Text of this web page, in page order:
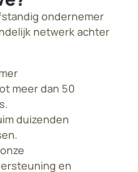
ondernemer
netwerk achter
meer dan 50
duizenden
en